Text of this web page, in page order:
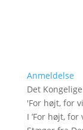
Anmeldelse
Det
'For højt, for
I ’For højt,